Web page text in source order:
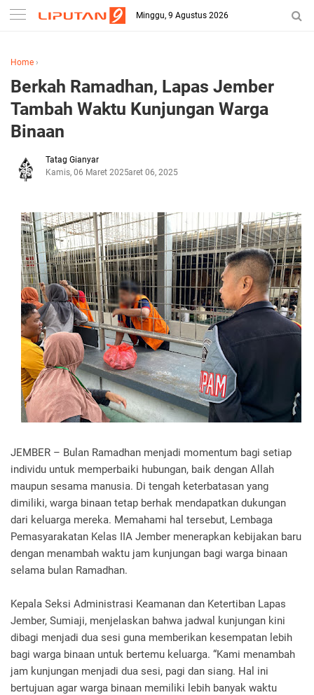
Minggu, 9 Agustus 2026
Home ›
Berkah Ramadhan, Lapas Jember
Tambah Waktu Kunjungan Warga
Binaan
Tatag Gianyar
Kamis, 06 Maret 2025Maret 06, 2025
JEMBER – Bulan Ramadhan menjadi momentum bagi setiap
individu untuk memperbaiki hubungan, baik dengan Allah
maupun sesama manusia. Di tengah keterbatasan yang
dimiliki, warga binaan tetap berhak mendapatkan dukungan
dari keluarga mereka. Memahami hal tersebut, Lembaga
Pemasyarakatan Kelas IIA Jember menerapkan kebijakan baru
dengan menambah waktu jam kunjungan bagi warga binaan
selama bulan Ramadhan.
Kepala Seksi Administrasi Keamanan dan Ketertiban Lapas
Jember, Sumiaji, menjelaskan bahwa jadwal kunjungan kini
dibagi menjadi dua sesi guna memberikan kesempatan lebih
bagi warga binaan untuk bertemu keluarga. “Kami menambah
jam kunjungan menjadi dua sesi, pagi dan siang. Hal ini
bertujuan agar warga binaan memiliki lebih banyak waktu